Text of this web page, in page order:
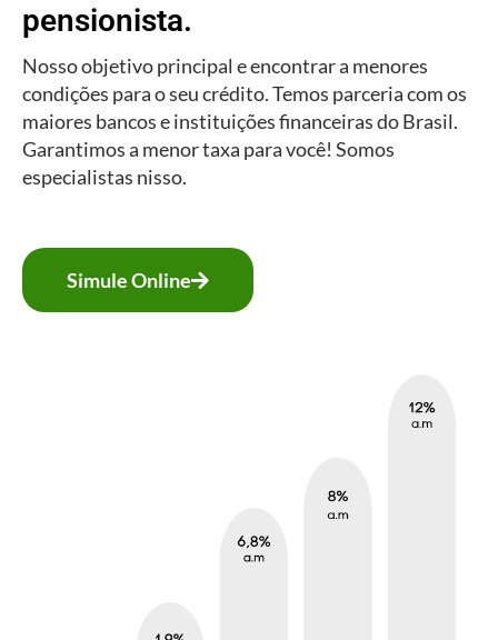
pensionista.
Nosso objetivo principal e encontrar a menores
condições para o seu crédito. Temos parceria com os
maiores bancos e instituições financeiras do Brasil.
Garantimos a menor taxa para você! Somos
especialistas nisso.
Simule Online